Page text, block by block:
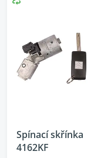
Spínací skřínka
4162KF